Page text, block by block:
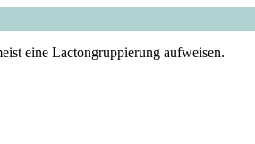
eine Lactongruppierung aufweisen.